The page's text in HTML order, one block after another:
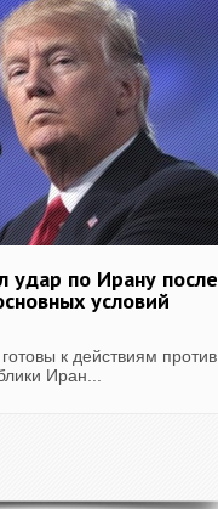
удар по Ирану после
условий
к действиям против
Иран...